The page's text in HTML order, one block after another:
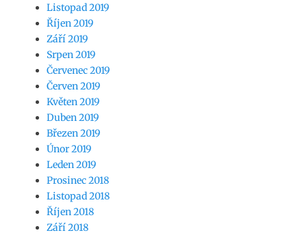
Listopad 2019
Říjen 2019
Září 2019
Srpen 2019
Červenec 2019
Červen 2019
Květen 2019
Duben 2019
Březen 2019
Únor 2019
Leden 2019
Prosinec 2018
Listopad 2018
Říjen 2018
Září 2018